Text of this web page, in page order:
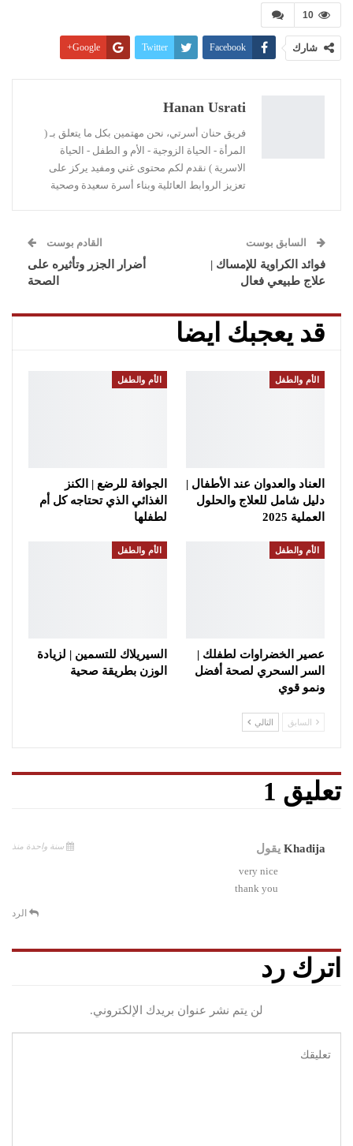
10
شارك Facebook
Twitter
Google+
Linkedin
Hanan Usrati
فريق حنان أسرتي، نحن مهتمين بكل ما يتعلق بـ (
المرأة - الحياة الزوجية - الأم و الطفل - الحياة
الاسرية ) نقدم لكم محتوى غني ومفيد يركز على
تعزيز الروابط العائلية وبناء أسرة سعيدة وصحية
السابق بوست
فوائد الكراوية للإمساك |
علاج طبيعي فعال
القادم بوست
أضرار الجزر وتأثيره على
الصحة
قد يعجبك ايضا
الأم والطفل
العناد والعدوان عند الأطفال |
دليل شامل للعلاج والحلول
العملية 2025
الأم والطفل
الجوافة للرضع | الكنز
الغذائي الذي تحتاجه كل أم
لطفلها
الأم والطفل
عصير الخضراوات لطفلك |
السر السحري لصحة أفضل
ونمو قوي
الأم والطفل
السيريلاك للتسمين | لزيادة
الوزن بطريقة صحية
السابق التالي
تعليق 1
Khadija يقول سنة واحدة منذ
very nice
thank you
الرد
اترك رد
لن يتم نشر عنوان بريدك الإلكتروني.